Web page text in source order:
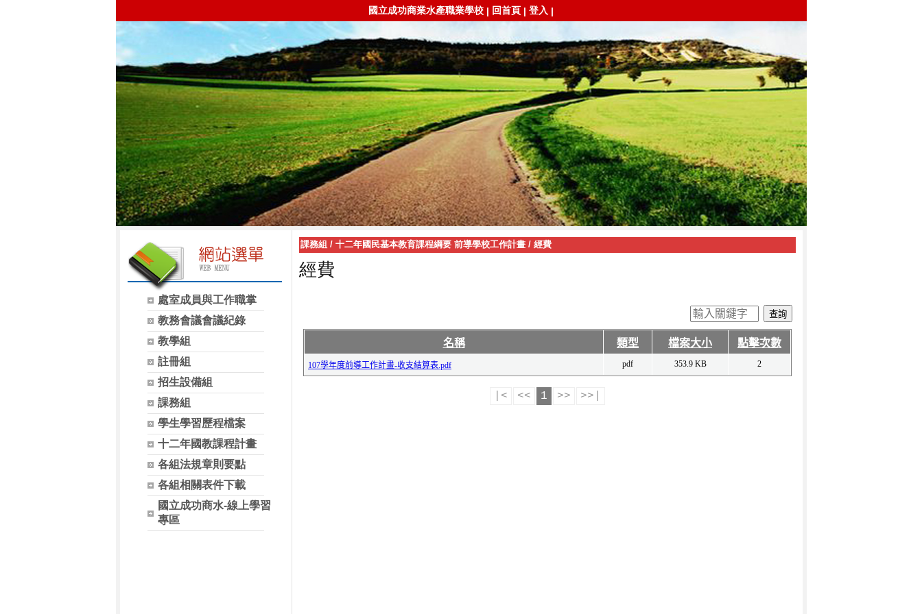
國立成功商業水產職業學校 | 回首頁 | 登入 |
處室成員與工作職掌
教務會議會議紀錄
教學組
註冊組
招生設備組
課務組
學生學習歷程檔案
十二年國教課程計畫
各組法規章則要點
各組相關表件下載
國立成功商水-線上學習
專區
課務組 / 十二年國民基本教育課程綱要 前導學校工作計畫/ 經費
經費